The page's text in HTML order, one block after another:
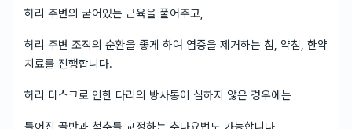
허리 주변의 굳어있는 근육을 풀어주고,
허리 주변 조직의 순환을 좋게 하여 염증을 제거하는 침, 약침, 한약
치료를 진행합니다.
허리 디스크로 인한 다리의 방사통이 심하지 않은 경우에는
틀어진 골반과 척추를 교정하는 추나요법도 가능합니다.